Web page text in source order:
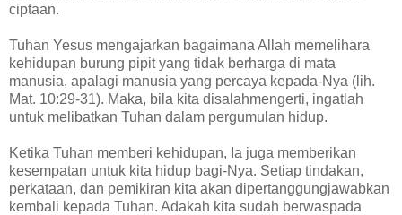
ciptaan.
Tuhan Yesus mengajarkan bagaimana Allah memelihara
kehidupan burung pipit yang tidak berharga di mata
manusia, apalagi manusia yang percaya kepada-Nya (lih.
Mat. 10:29-31). Maka, bila kita disalahmengerti, ingatlah
untuk melibatkan Tuhan dalam pergumulan hidup.
Ketika Tuhan memberi kehidupan, Ia juga memberikan
kesempatan untuk kita hidup bagi-Nya. Setiap tindakan,
perkataan, dan pemikiran kita akan dipertanggungjawabkan
kembali kepada Tuhan. Adakah kita sudah berwaspada